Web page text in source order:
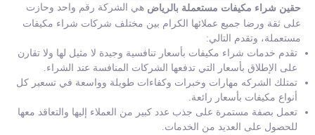
حقين شراء مكيفات مستعملة بالرياض هي الشركة رقم واحد وحازت
على ثقة ورضا جميع عملائها الكرام بين مختلف شركات شراء مكيفات
مستعملة، وتقدم التالي:
تقدم خدمات شراء مكيفات بأسعار تنافسية وجيدة لا مثيل لها ولا تقارن
على الإطلاق بأسعار التي تدفعها الشركات المنافسة عند الشراء.
تمتلك الشركه مهارات وخبرات وكفاءات طويلة وواسعة في تسعير كل
أنواع مكيفات بأسعار رائعة.
تعمل بصفة مستمرة على جذب عدد كبير من العملاء إليها والتعاقد معها
للحصول على العديد من الخدمات.